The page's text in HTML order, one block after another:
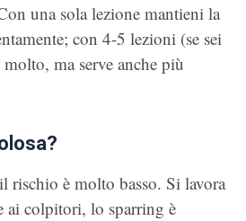
una sola lezione mantieni la
con 4-5 lezioni (se sei
ma serve anche più
rischio è molto basso. Si lavora
ai colpitori, lo sparring è